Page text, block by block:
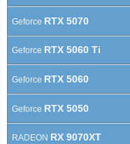
Geforce RTX 5070
Geforce RTX 5060 Ti
Geforce RTX 5060
Geforce RTX 5050
RADEON RX 9070XT